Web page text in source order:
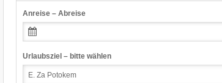
Anreise – Abreise
Urlaubsziel – bitte wählen